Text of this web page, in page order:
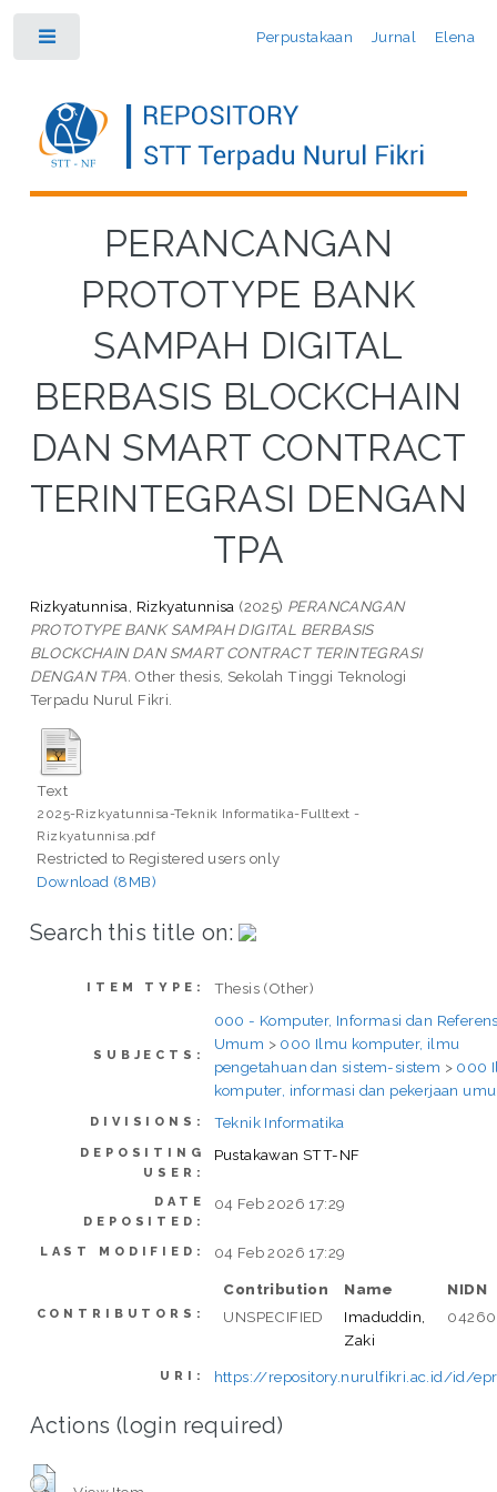
Perpustakaan Jurnal Elena
PERANCANGAN
PROTOTYPE BANK
SAMPAH DIGITAL
BERBASIS BLOCKCHAIN
DAN SMART CONTRACT
TERINTEGRASI DENGAN
TPA
Rizkyatunnisa, Rizkyatunnisa (2025) PERANCANGAN
PROTOTYPE BANK SAMPAH DIGITAL BERBASIS
BLOCKCHAIN DAN SMART CONTRACT TERINTEGRASI
DENGAN TPA. Other thesis, Sekolah Tinggi Teknologi
Terpadu Nurul Fikri.
Text
2025-Rizkyatunnisa-Teknik Informatika-Fulltext -
Rizkyatunnisa.pdf
Restricted to Registered users only
Download (8MB)
Search this title on:
ITEM TYPE: Thesis (Other)
SUBJECTS:
000 - Komputer, Informasi dan
Umum > 000 Ilmu komputer, ilmu
pengetahuan dan sistem-sistem > 000
komputer, informasi dan pekerjaan
DIVISIONS: Teknik Informatika
DEPOSITING
USER:
Pustakawan STT-NF
DATE
DEPOSITED:
04 Feb 2026 17:29
LAST MODIFIED: 04 Feb 2026 17:29
CONTRIBUTORS:
Contribution Name
NIDN
UNSPECIFIED
Imaduddin,
Zaki
URI: https://repository.nurulfikri.ac.id/id/
Actions (login required)